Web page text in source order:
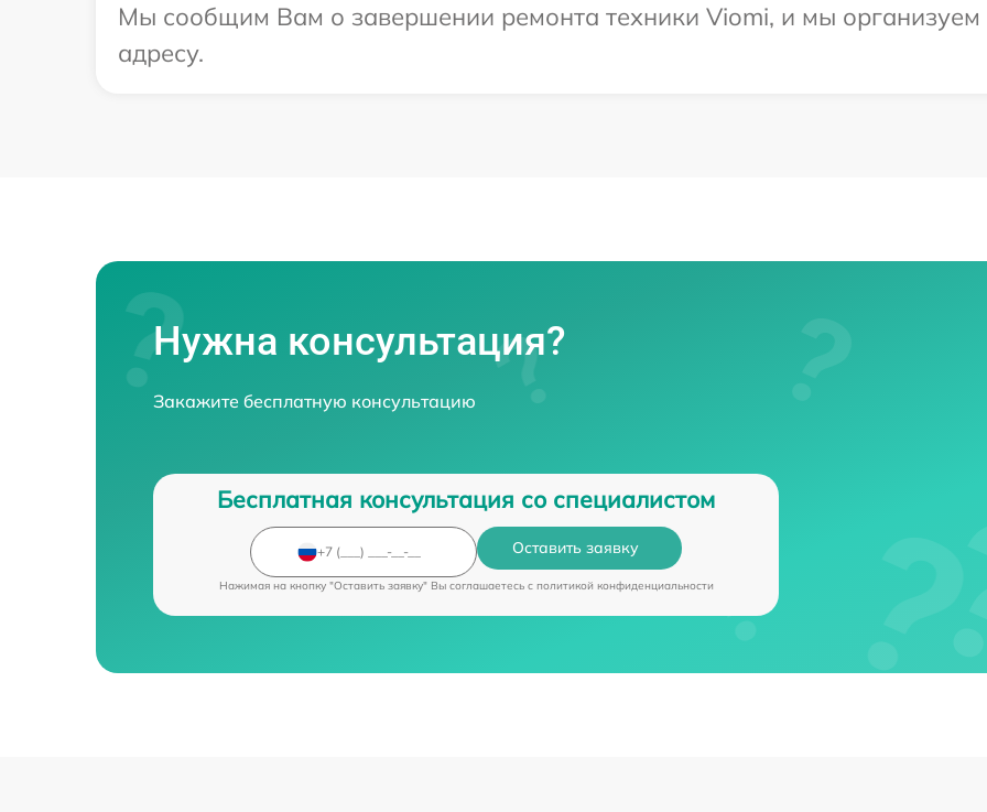
Мы сообщим Вам о завершении ремонта техники Viomi, и мы организуем
адресу.
Нужна консультация?
Закажите бесплатную консультацию
Бесплатная консультация со специалистом
Оставить заявку
Нажимая на кнопку "Оставить заявку" Вы соглашаетесь c политикой конфиденциальности